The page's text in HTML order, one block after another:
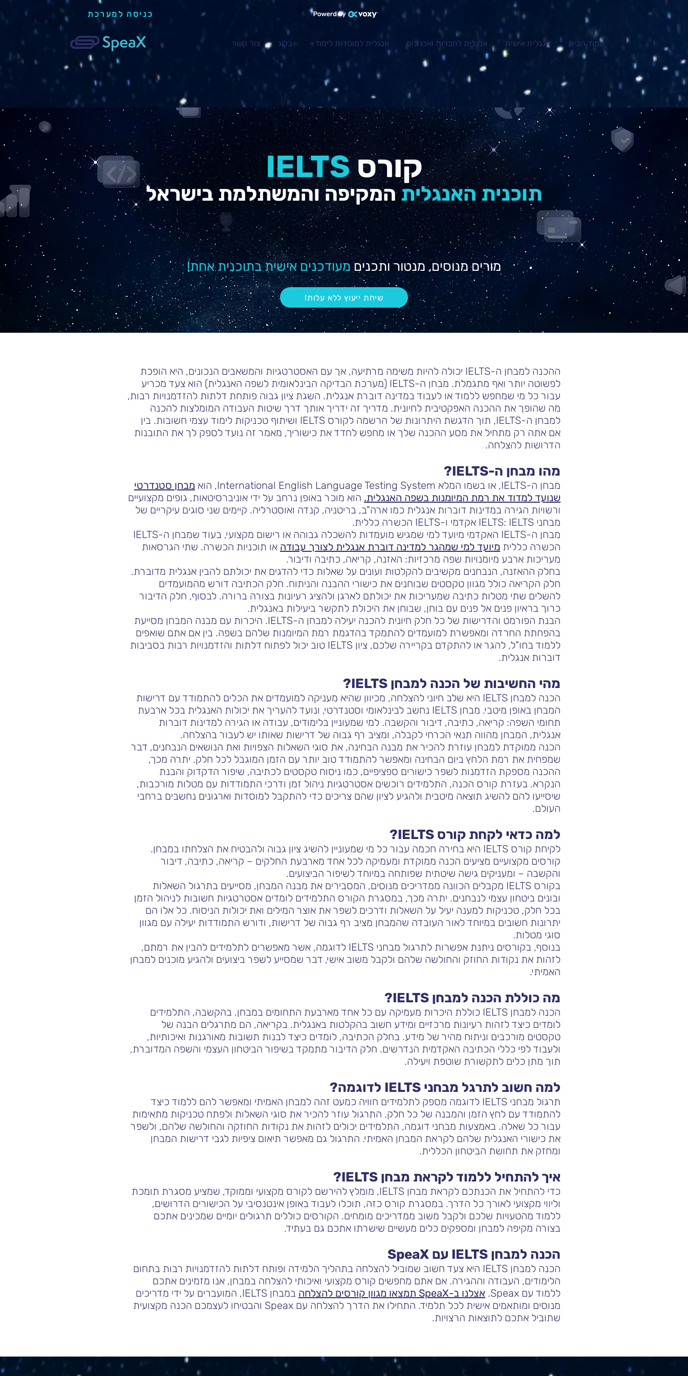
כניסה למערכת
עמוד הבית אנגלית אישית אנגלית לחברות וארגונים אנגלית למוסדות לימוד+ בלוג צור קשר
קורסIELTS
תוכנית האנגליתהמקיפה והמשתלמת בישראל
מורים מנוסים, מנטורותכניםמעודכנים אישית בתוכנית אחת!
!שיחת ייעוץ ללא עלות
ההכנה למבחן ה-IELTS יכולה להיות משימה מרתיעה, אך עם האסטרטגיות והמשאבים הנכונים, היא הופכת
לפשוטה יותר ואף מתגמלת. מבחן ה-IELTS (מערכת הבדיקה הבינלאומית לשפה האנגלית) הוא צעד מכריע
עבור כל מי שמחפש ללמוד או לעבוד במדינה דוברת אנגלית. השגת ציון גבוה פותחת דלתות להזדמנויות רבות,
מה שהופך את ההכנה האפקטיבית לחיונית. מדריך זה ידריך אותך דרך שיטות העבודה המומלצות להכנה
למבחן ה-IELTS, תוך הדגשת היתרונות של הרשמה לקורס IELTS ושיתוף טכניקות לימוד עצמי חשובות. בין
אם אתה רק מתחיל את מסע ההכנה שלך או מחפש לחדד את כישוריך, מאמר זה נועד לספק לך את התובנות
הדרושות להצלחה.
מהו מבחן ה-IELTS?
מבחן ה-IELTS, או בשמו המלא International English Language Testing System, הוא
מבחן סטנדרטי
שנועד למדוד את רמת המיומנות בשפה האנגלית. הוא מוכר באופן נרחב על ידי אוניברסיטאות, גופים מקצועיים
ורשויות הגירה במדינות דוברות אנגלית כמו ארה"ב, בריטניה, קנדה ואוסטרליה. קיימים שני סוגים עיקריים של
מבחני IELTS: IELTS אקדמי ו-IELTS הכשרה כללית.
מבחן ה-IELTS האקדמי מיועד למי שמגיש מועמדות להשכלה גבוהה או רישום מקצועי, בעוד שמבחן ה-IELTS
הכשרה כללית מיועד למי שמהגר למדינה דוברת אנגלית לצורך עבודה או תוכניות הכשרה. שתי הגרסאות
מעריכות ארבע מיומנויות שפה מרכזיות: האזנה, קריאה, כתיבה ודיבור.
בחלק ההאזנה, הנבחנים מקשיבים להקלטות ועונים על שאלות כדי להדגים את יכולתם להבין אנגלית מדוברת.
חלק הקריאה כולל מגוון טקסטים שבוחנים את כישורי ההבנה והניתוח. חלק הכתיבה דורש מהמועמדים
להשלים שתי מטלות כתיבה שמעריכות את יכולתם לארגן ולהציג רעיונות בצורה ברורה. לבסוף, חלק הדיבור
כרוך בראיון פנים אל פנים עם בוחן, שבוחן את היכולת לתקשר ביעילות באנגלית.
הבנת הפורמט והדרישות של כל חלק חיונית להכנה יעילה למבחן ה-IELTS. היכרות עם מבנה המבחן מסייעת
בהפחתת החרדה ומאפשרת למועמדים להתמקד בהדגמת רמת המיומנות שלהם בשפה. בין אם אתם שואפים
ללמוד בחו"ל, להגר או להתקדם בקריירה שלכם, ציון IELTS טוב יכול לפתוח דלתות והזדמנויות רבות בסביבות
דוברות אנגלית.
מהי החשיבות של הכנה למבחן IELTS?
הכנה למבחן IELTS היא שלב חיוני להצלחה, מכיוון שהיא מעניקה למועמדים את הכלים להתמודד עם דרישות
המבחן באופן מיטבי. מבחן IELTS נחשב לבינלאומי וסטנדרטי, ונועד להעריך את יכולות האנגלית בכל ארבעת
תחומי השפה: קריאה, כתיבה, דיבור והקשבה. למי שמעוניין בלימודים, עבודה או הגירה למדינות דוברות
אנגלית, המבחן מהווה תנאי הכרחי לקבלה, ומציב רף גבוה של דרישות שאותו יש לעבור בהצלחה.
הכנה ממוקדת למבחן עוזרת להכיר את מבנה הבחינה, את סוגי השאלות הצפויות ואת הנושאים הנבחנים, דבר
שמפחית את רמת הלחץ ביום הבחינה ומאפשר להתמודד טוב יותר עם הזמן המוגבל לכל חלק. יתרה מכך,
ההכנה מספקת הזדמנות לשפר כישורים ספציפיים, כמו ניסוח טקסטים לכתיבה, שיפור הדקדוק והבנת
הנקרא. בעזרת קורס הכנה, התלמידים רוכשים אסטרטגיות ניהול זמן ודרכי התמודדות עם מטלות מורכבות,
שיסייעו להם להשיג תוצאה מיטבית ולהגיע לציון שהם צריכים כדי להתקבל למוסדות וארגונים נחשבים ברחבי
העולם.
למה כדאי לקחת קורס IELTS?
לקיחת קורס IELTS היא בחירה חכמה עבור כל מי שמעוניין להשיג ציון גבוה ולהבטיח את הצלחתו במבחן.
קורסים מקצועיים מציעים הכנה ממוקדת ומעמיקה לכל אחד מארבעת החלקים – קריאה, כתיבה, דיבור
והקשבה – ומעניקים גישה שיטתית שפותחה במיוחד לשיפור הביצועים.
בקורס IELTS מקבלים הכוונה ממדריכים מנוסים, המסבירים את מבנה המבחן, מסייעים בתרגול השאלות
ובונים ביטחון עצמי לנבחנים. יתרה מכך, במסגרת הקורס התלמידים לומדים אסטרטגיות חשובות לניהול הזמן
בכל חלק, טכניקות למענה יעיל על השאלות ודרכים לשפר את אוצר המילים ואת יכולות הניסוח. כל אלו הם
יתרונות חשובים במיוחד לאור העובדה שהמבחן מציב רף גבוה של דרישות, ודורש התמודדות יעילה עם מגוון
סוגי מטלות.
בנוסף, בקורסים ניתנת אפשרות לתרגול מבחני IELTS לדוגמה, אשר מאפשרים לתלמידים להבין את רמתם,
לזהות את נקודות החוזק והחולשה שלהם ולקבל משוב אישי, דבר שמסייע לשפר ביצועים ולהגיע מוכנים למבחן
האמיתי.
מה כוללת הכנה למבחן IELTS?
הכנה למבחן IELTS כוללת היכרות מעמיקה עם כל אחד מארבעת התחומים במבחן. בהקשבה, התלמידים
לומדים כיצד לזהות רעיונות מרכזיים ומידע חשוב בהקלטות באנגלית. בקריאה, הם מתרגלים הבנה של
טקסטים מורכבים וניתוח מהיר של מידע. בחלק הכתיבה, לומדים כיצד לבנות תשובות מאורגנות ואיכותיות,
ולעבוד לפי כללי הכתיבה האקדמית הנדרשים. חלק הדיבור מתמקד בשיפור הביטחון העצמי והשפה המדוברת,
תוך מתן כלים לתקשורת שוטפת ויעילה.
למה חשוב לתרגל מבחני IELTS לדוגמה?
תרגול מבחני IELTS לדוגמה מספק לתלמידים חוויה כמעט זהה למבחן האמיתי ומאפשר להם ללמוד כיצד
להתמודד עם לחץ הזמן והמבנה של כל חלק. התרגול עוזר להכיר את סוגי השאלות ולפתח טכניקות מתאימות
עבור כל שאלה. באמצעות מבחני דוגמה, התלמידים יכולים לזהות את נקודות החוזקה והחולשה שלהם, ולשפר
את כישורי האנגלית שלהם לקראת המבחן האמיתי. התרגול גם מאפשר תיאום ציפיות לגבי דרישות המבחן
ומחזק את תחושת הביטחון הכללית.
איך להתחיל ללמוד לקראת מבחן IELTS?
כדי להתחיל את הכנתכם לקראת מבחן IELTS, מומלץ להירשם לקורס מקצועי וממוקד, שמציע מסגרת תומכת
וליווי מקצועי לאורך כל הדרך. במסגרת קורס כזה, תוכלו לעבוד באופן אינטנסיבי על הכישורים הדרושים,
ללמוד מהטעויות שלכם ולקבל משוב ממדריכים מומחים. הקורסים כוללים תרגולים יומיים שמכינים אתכם
בצורה מקיפה למבחן ומספקים כלים מעשיים שישרתו אתכם גם בעתיד.
הכנה למבחן IELTS עם SpeaX
הכנה למבחן IELTS היא צעד חשוב שמוביל להצלחה בתהליך הלמידה ופותח דלתות להזדמנויות רבות בתחום
הלימודים, העבודה וההגירה. אם אתם מחפשים קורס מקצועי ואיכותי להצלחה במבחן, אנו מזמינים אתכם
ללמוד עם Speax.
אצלנו ב-SpeaX תמצאו מגוון קורסים להצלחה
במבחן IELTS, המועברים על ידי מדריכים
מנוסים ומותאמים אישית לכל תלמיד. התחילו את הדרך להצלחה עם Speax והבטיחו לעצמכם הכנה מקצועית
שתוביל אתכם לתוצאות הרצויות.